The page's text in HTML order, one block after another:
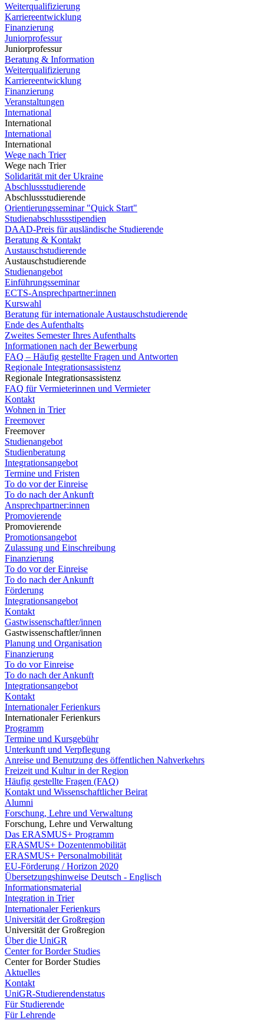
Weiterqualifizierung
Karriereentwicklung
Finanzierung
Juniorprofessur
Juniorprofessur
Beratung & Information
Weiterqualifizierung
Karriereentwicklung
Finanzierung
Veranstaltungen
International
International
International
International
Wege nach Trier
Wege nach Trier
Solidarität mit der Ukraine
Abschlussstudierende
Abschlussstudierende
Orientierungsseminar "Quick Start"
Studienabschlussstipendien
DAAD-Preis für ausländische Studierende
Beratung & Kontakt
Austauschstudierende
Austauschstudierende
Studienangebot
Einführungsseminar
ECTS-Ansprechpartner:innen
Kurswahl
Beratung für internationale Austauschstudierende
Ende des Aufenthalts
Zweites Semester Ihres Aufenthalts
Informationen nach der Bewerbung
FAQ – Häufig gestellte Fragen und Antworten
Regionale Integrationsassistenz
Regionale Integrationsassistenz
FAQ für Vermieterinnen und Vermieter
Kontakt
Wohnen in Trier
Freemover
Freemover
Studienangebot
Studienberatung
Integrationsangebot
Termine und Fristen
To do vor der Einreise
To do nach der Ankunft
Ansprechpartner:innen
Promovierende
Promovierende
Promotionsangebot
Zulassung und Einschreibung
Finanzierung
To do vor der Einreise
To do nach der Ankunft
Förderung
Integrationsangebot
Kontakt
Gastwissenschaftler/innen
Gastwissenschaftler/innen
Planung und Organisation
Finanzierung
To do vor Einreise
To do nach der Ankunft
Integrationsangebot
Kontakt
Internationaler Ferienkurs
Internationaler Ferienkurs
Programm
Termine und Kursgebühr
Unterkunft und Verpflegung
Anreise und Benutzung des öffentlichen Nahverkehrs
Freizeit und Kultur in der Region
Häufig gestellte Fragen (FAQ)
Kontakt und Wissenschaftlicher Beirat
Alumni
Forschung, Lehre und Verwaltung
Forschung, Lehre und Verwaltung
Das ERASMUS+ Programm
ERASMUS+ Dozentenmobilität
ERASMUS+ Personalmobilität
EU-Förderung / Horizon 2020
Übersetzungshinweise Deutsch - Englisch
Informationsmaterial
Integration in Trier
Internationaler Ferienkurs
Universität der Großregion
Universität der Großregion
Über die UniGR
Center for Border Studies
Center for Border Studies
Aktuelles
Kontakt
UniGR-Studierendenstatus
Für Studierende
Für Lehrende